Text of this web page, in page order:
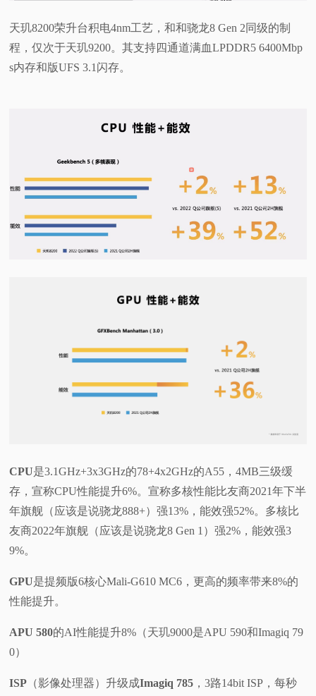
天玑8200荣升台积电4nm工艺，和和骁龙8 Gen 2同级的制
程，仅次于天玑9200。其支持四通道满血LPDDR5 6400Mbp
s内存和版UFS 3.1闪存。
CPU是3.1GHz+3x3GHz的78+4x2GHz的A55，4MB三级缓
存，宣称CPU性能提升6%。宣称多核性能比友商2021年下半
年旗舰（应该是说骁龙888+）强13%，能效强52%。多核比
友商2022年旗舰（应该是说骁龙8 Gen 1）强2%，能效强3
9%。
GPU是提频版6核心Mali-G610 MC6，更高的频率带来8%的
性能提升。
APU 580的AI性能提升8%（天玑9000是APU 590和Imagiq 79
0）
ISP （影像处理器）升级成Imagiq 785 ，3路14bit ISP，每秒